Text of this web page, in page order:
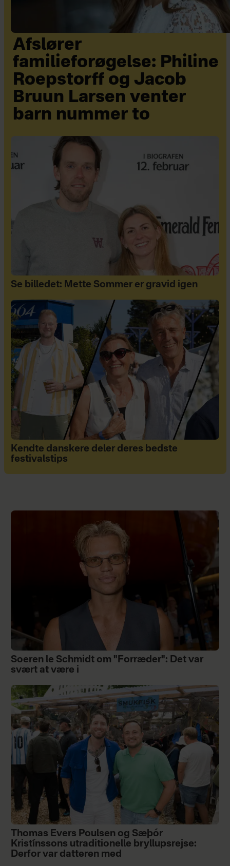
Afslører
familieforøgelse: Philine
Roepstorff og Jacob
Bruun Larsen venter
barn nummer to
Se billedet: Mette Sommer er gravid igen
Kendte danskere deler deres bedste
festivalstips
Soeren le Schmidt om "Forræder": Det var
svært at være i
Thomas Evers Poulsen og Sæþór
Kristínssons utraditionelle bryllupsrejse:
Derfor var datteren med